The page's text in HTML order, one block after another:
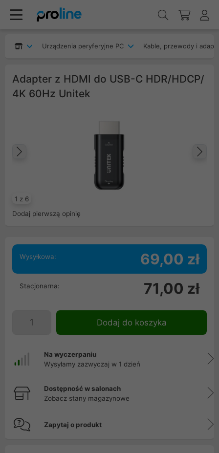
Urządzenia peryferyjne PC Kable, przewody i
Adapter z HDMI do USB-C HDR/HDCP/
4K 60Hz Unitek
1 z 6
Dodaj pierwszą opinię
Wysyłkowa: 69,00 zł
Stacjonarna: 71,00 zł
Dodaj do koszyka
Na wyczerpaniu
Wysyłamy zazwyczaj w 1 dzień
Dostępność w salonach
Zobacz stany magazynowe
Zapytaj o produkt